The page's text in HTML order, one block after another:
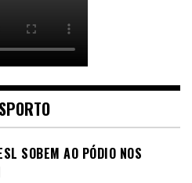
SOBEM AO PÓDIO NOS